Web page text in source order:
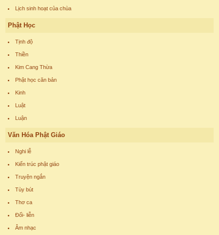
Lịch sinh hoạt của chùa
Phật Học
Tịnh độ
Thiền
Kim Cang Thừa
Phật học căn bản
Kinh
Luật
Luận
Văn Hóa Phật Giáo
Nghi lễ
Kiến trúc phật giáo
Truyện ngắn
Tùy bút
Thơ ca
Đối- liễn
Âm nhạc